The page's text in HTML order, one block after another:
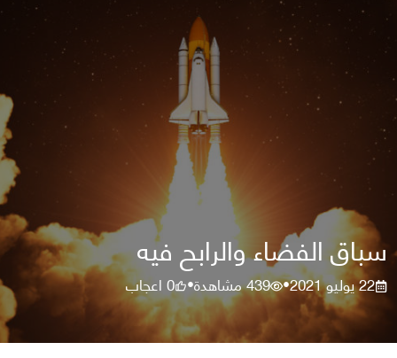
سباق الفضاء والرابح فيه
22 يوليو 2021 •
439مشاهدة•
0اعجاب